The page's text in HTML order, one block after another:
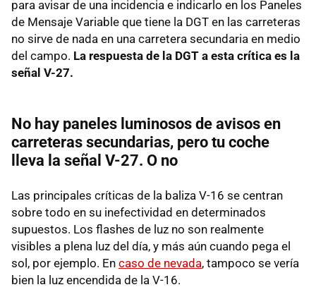
para avisar de una incidencia e indicarlo en los Paneles
de Mensaje Variable que tiene la DGT en las carreteras
no sirve de nada en una carretera secundaria en medio
del campo. La respuesta de la DGT a esta crítica es la
señal V-27.
No hay paneles luminosos de avisos en
carreteras secundarias, pero tu coche
lleva la señal V-27. O no
Las principales críticas de la baliza V-16 se centran
sobre todo en su inefectividad en determinados
supuestos. Los flashes de luz no son realmente
visibles a plena luz del día, y más aún cuando pega el
sol, por ejemplo. En caso de nevada, tampoco se vería
bien la luz encendida de la V-16.